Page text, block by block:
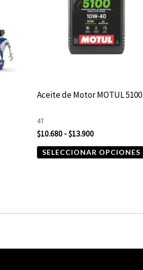
Aceite de Motor MOTUL 5100
4T
$10.680 -$13.900
SELECCIONAR OPCIONES